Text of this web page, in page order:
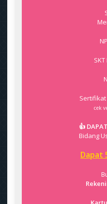
cek
👍
Bidang
Dapat